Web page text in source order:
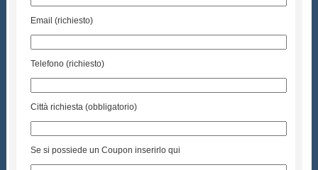
Email (richiesto)
Telefono (richiesto)
Città richiesta (obbligatorio)
Se si possiede un Coupon inserirlo qui